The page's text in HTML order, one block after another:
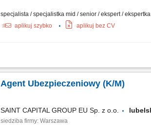
specjalista / specjalistka mid / senior / ekspert / ekspertka
aplikuj szybko
aplikuj bez CV
Opis stanowiska: Rozwijanie współpracy z obecnymi
Agent Ubezpieczeniowy (K/M)
SAINT CAPITAL GROUP EU Sp. z o.o.
siedziba firmy: Warszawa